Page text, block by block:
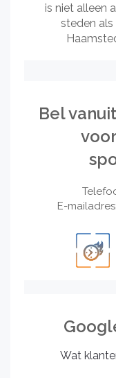
is niet alleen
steden als
Bel
E-mailadres:
Wat